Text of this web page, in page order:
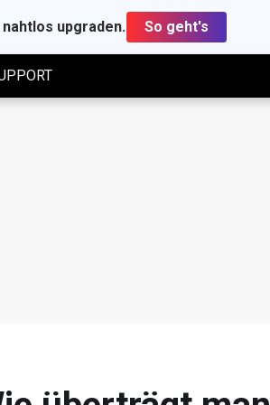
upgraden. So geht's